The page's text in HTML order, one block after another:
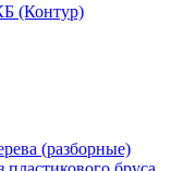
(Контур)
(разборные)